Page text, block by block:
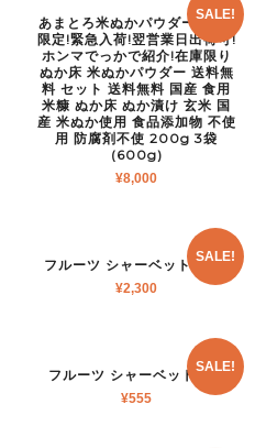
SALE!
あまとろ米ぬかパウダー 80個
限定!緊急入荷!翌営業日出荷可!
ホンマでっかで紹介!在庫限り
ぬか床 米ぬかパウダー 送料無
料 セット 送料無料 国産 食用
米糠 ぬか床 ぬか漬け 玄米 国
産 米ぬか使用 食品添加物 不使
用 防腐剤不使 200g 3袋
(600g)
¥8,000
SALE!
フルーツ シャーベット 20本
¥2,300
SALE!
フルーツ シャーベット 4本
¥555